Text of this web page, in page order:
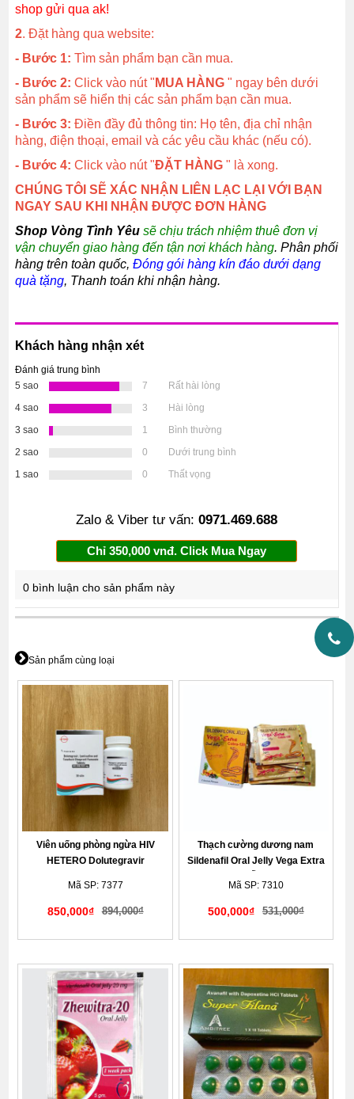
shop gửi qua ak!
2. Đặt hàng qua website:
- Bước 1: Tìm sản phẩm bạn cần mua.
- Bước 2: Click vào nút " MUA HÀNG " ngay bên dưới
sản phẩm sẽ hiển thị các sản phẩm bạn cần mua.
- Bước 3:Điền đầy đủ thông tin: Họ tên, địa chỉ nhận
hàng, điện thoại, email và các yêu cầu khác (nếu có).
- Bước 4:Click vào nút "ĐẶT HÀNG " là xong.
CHÚNG TÔI SẼ XÁC NHẬN LIÊN LẠC LẠI VỚI BẠN
NGAY SAU KHI NHẬN ĐƯỢC ĐƠN HÀNG
Shop Vòng Tình Yêu sẽ chịu trách nhiệm thuê đơn vị
vận chuyển giao hàng đến tận nơi khách hàng. Phân phối
hàng trên toàn quốc,Đóng gói hàng kín đáo dưới dạng
quà tặng, Thanh toán khi nhận hàng.
Khách hàng nhận xét
Đánh giá trung bình
5 sao
7
Rất hài lòng
4 sao
3
Hài lòng
3 sao
1
Bình thường
2 sao
0
Dưới trung bình
1 sao
0 Thất vọng
Zalo & Viber tư vấn: 0971.469.688
Chỉ 350,000 vnđ. Click Mua Ngay
0 bình luận cho sản phẩm này
Sản phẩm cùng loại
Viên uống phòng ngừa HIV
HETERO Dolutegravir
Mã SP: 7377
850,000₫ 894,000₫
Thạch cường dương nam
Sildenafil Oral Jelly Vega Extra
Mã SP: 7310
500,000₫ 531,000₫